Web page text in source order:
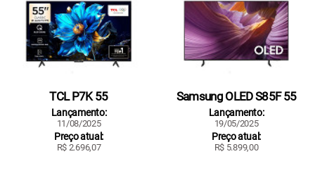
TCL P7K 55
Lançamento:
11/08/2025
Preço atual:
R$ 2.696,07
Samsung OLED S85F 55
Lançamento:
19/05/2025
Preço atual:
R$ 5.899,00